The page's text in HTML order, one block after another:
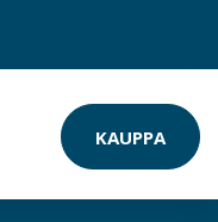
KAUPPA